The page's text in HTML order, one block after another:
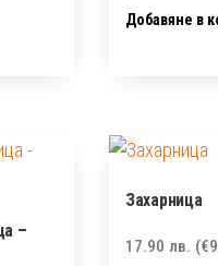
Добавяне в
–
Захарница
17.90лв.